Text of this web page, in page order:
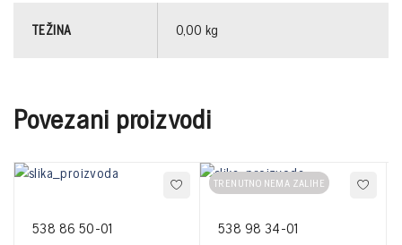
TEŽINA 0,00 kg
Povezani proizvodi
538 86 50-01
TRENUTNO NEMA ZALIHE
538 98 34-01